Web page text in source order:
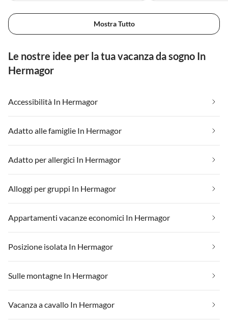
Mostra Tutto
Le nostre idee per la tua vacanza da sogno In
Hermagor
Accessibilità In Hermagor
Adatto alle famiglie In Hermagor
Adatto per allergici In Hermagor
Alloggi per gruppi In Hermagor
Appartamenti vacanze economici In Hermagor
Posizione isolata In Hermagor
Sulle montagne In Hermagor
Vacanza a cavallo In Hermagor